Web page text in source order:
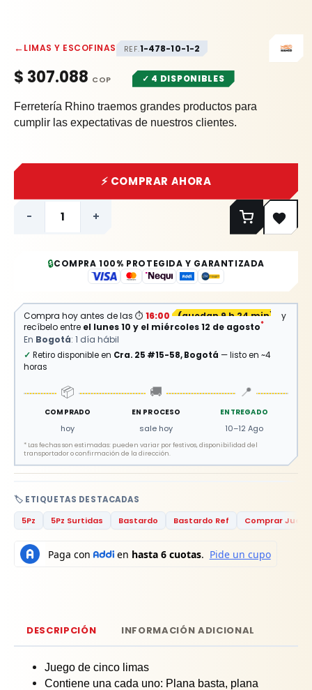
←LIMAS Y ESCOFINAS REF.1-478-10-1-2
$ 307.088 ✓ 4 DISPONIBLES
Ferretería Rhino traemos grandes productos para
cumplir las expectativas de nuestros clientes.
- +
⚡ COMPRAR AHORA
🏷️ ETIQUETAS DESTACADAS
5Pz
5Pz Surtidas Bastardo Bastardo Ref Comprar
🔒COMPRA 100% PROTEGIDA Y GARANTIZADA
Compra hoy antes de las ⏱ 16:00 (quedan 9 h 24 min)
y
recíbelo entre el lunes 10 y el miércoles 12 de agosto*
En Bogotá: 1 día hábil
✓ Retiro disponible en Cra. 25 #15-58, Bogotá — listo en ~4
horas
📦
COMPRADO
hoy
🚚
EN PROCESO
sale hoy
📍
ENTREGADO
10–12 Ago
* Las fechas son estimadas: pueden variar por festivos, disponibilidad del
transportador o confirmación de la dirección.
DESCRIPCIÓN INFORMACIÓN ADICIONAL
Juego de cinco limas
Contiene una cada uno: Plana basta, plana